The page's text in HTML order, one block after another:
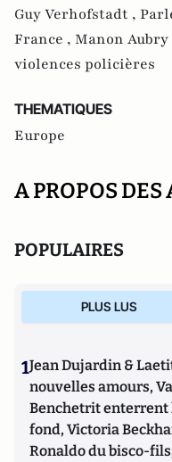
Guy Verhofstadt ,
France , Manon Aubry
violences policières
THEMATIQUES
Europe
A PROPOS DES
POPULAIRES
PLUS LUS
1Jean Dujardin &
nouvelles amours,
Benchetrit enterrent
fond, Victoria
Ronaldo du bisco-